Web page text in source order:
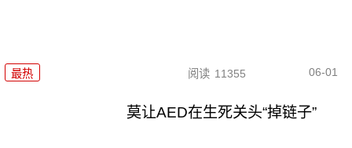
最热 阅读 11355 06-01
莫让AED在生死关头“掉链子”